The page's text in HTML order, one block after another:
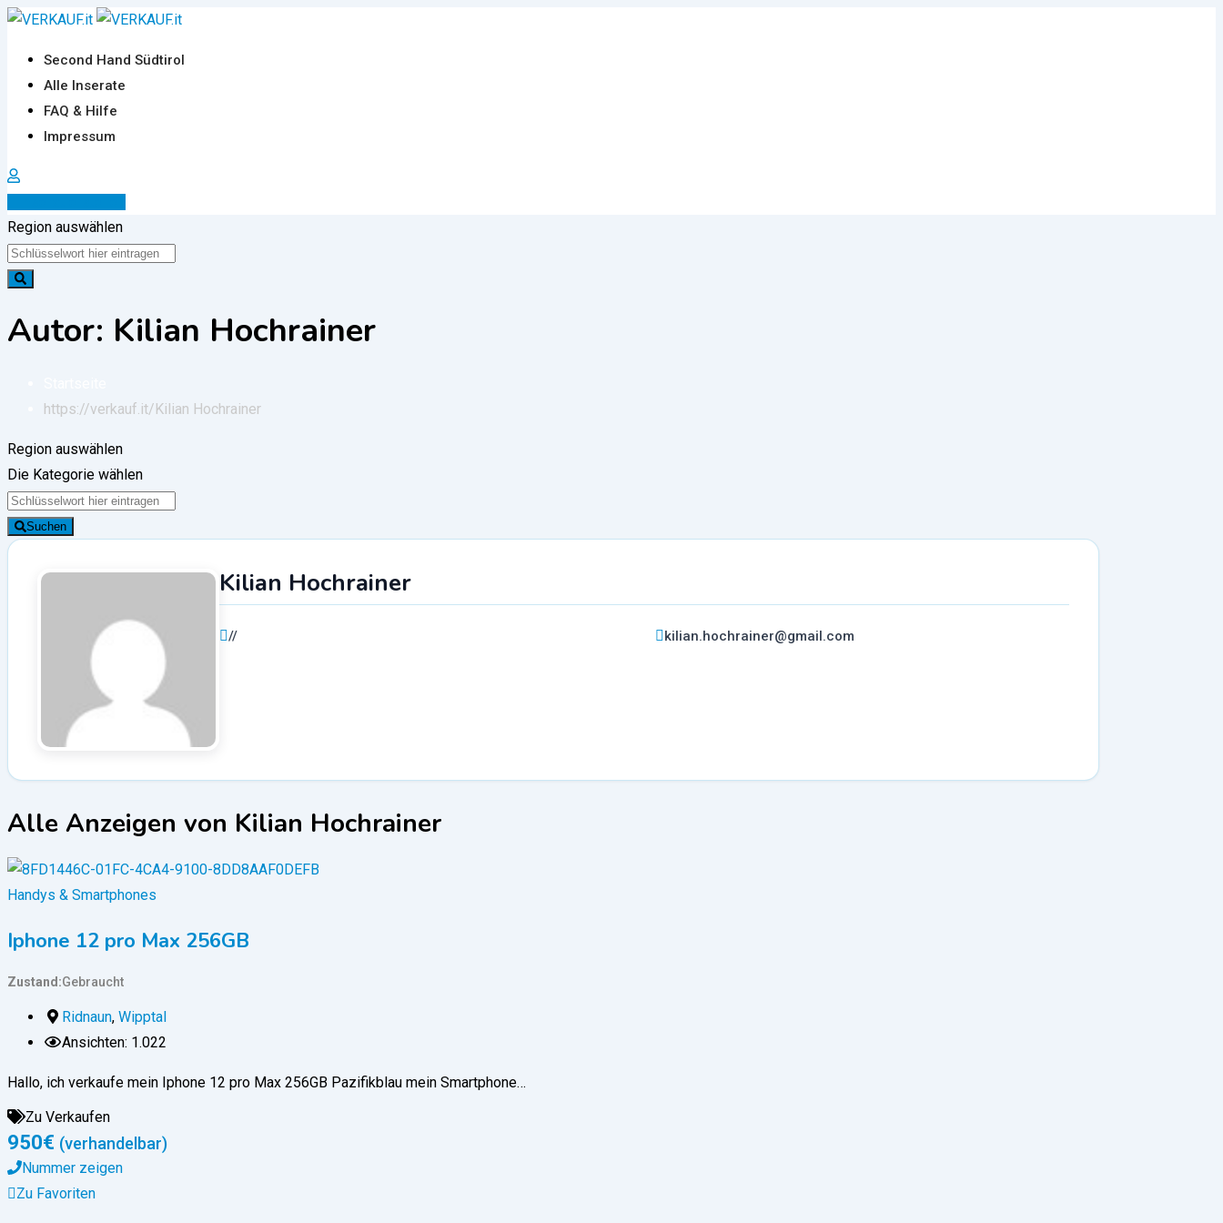
Zum
springen
Second Hand Südtirol
Alle Inserate
FAQ & Hilfe
Impressum
Region auswählen
Autor: Kilian Hochrainer
https://verkauf.it/ Kilian Hochrainer
Region auswählen
Die Kategorie wählen
Suchen
Kilian Hochrainer
// kilian.hochrainer@gmail.com
Alle Anzeigen von Kilian Hochrainer
Handys & Smartphones
Iphone 12 pro Max 256GB
Zustand Gebraucht
Ridnaun, Wipptal
Ansichten: 1.022
Hallo, ich verkaufe mein Iphone 12 pro Max 256GB Pazifikblau mein Smartphone…
Zu Verkaufen
950€ (verhandelbar)
Nummer zeigen
Zu Favoriten